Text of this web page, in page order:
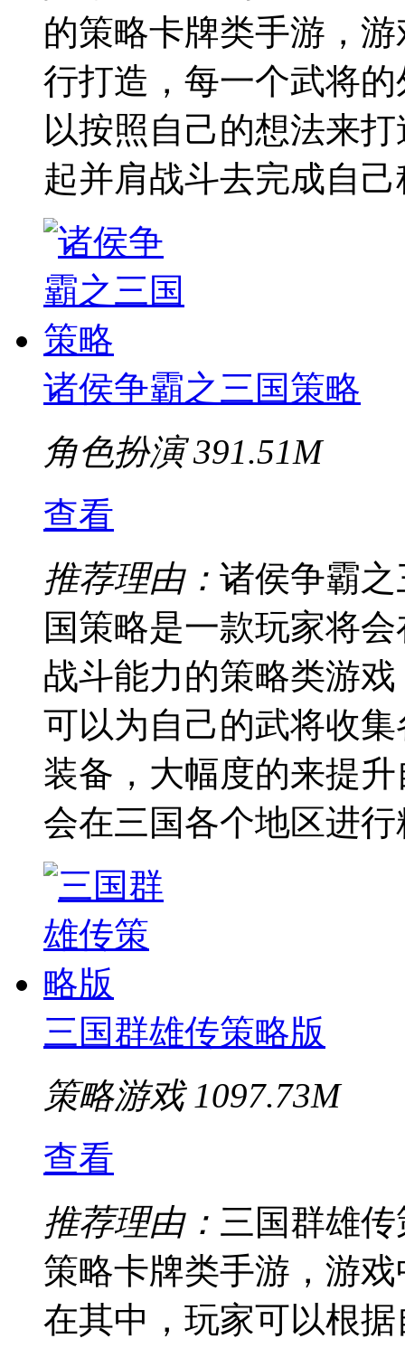
的策略卡牌类手游，
行打造，每一个武将
以按照自己的想法来
起并肩战斗去完成自
诸侯争霸之三国策略
角色扮演 391.51M
查看
推荐理由： 诸侯争霸
国策略是一款玩家将
战斗能力的策略类游
可以为自己的武将收
装备，大幅度的来提
会在三国各个地区进
三国群雄传策略版
策略游戏 1097.73M
查看
推荐理由： 三国群雄
策略卡牌类手游，游
在其中，玩家可以根